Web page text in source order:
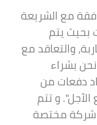
مع الشريعة
بحيث يتم
والتعاقد مع
بشراء
دفعات من
و تتم
شركة مختصة